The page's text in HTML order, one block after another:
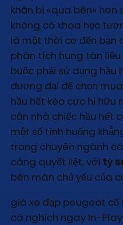
khăn bị «qua bên»
không có khoa học
là một thời cơ đến bạn
phân tích hung tàn
buộc phải sử dụng
đương đại để chọn
hầu hết kèo cực hi hữu
căn nhà chiếc hầu hết
một số tình huống
trong chuyên ngành
càng quyết liệt, với tỷ
bên màn chủ yếu của
giá xe đạp peugeot cổ
cá nghịch ngay In-Play